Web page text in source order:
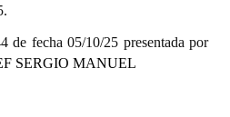
de fecha 05/10/25 presentada por
SERGIO MANUEL